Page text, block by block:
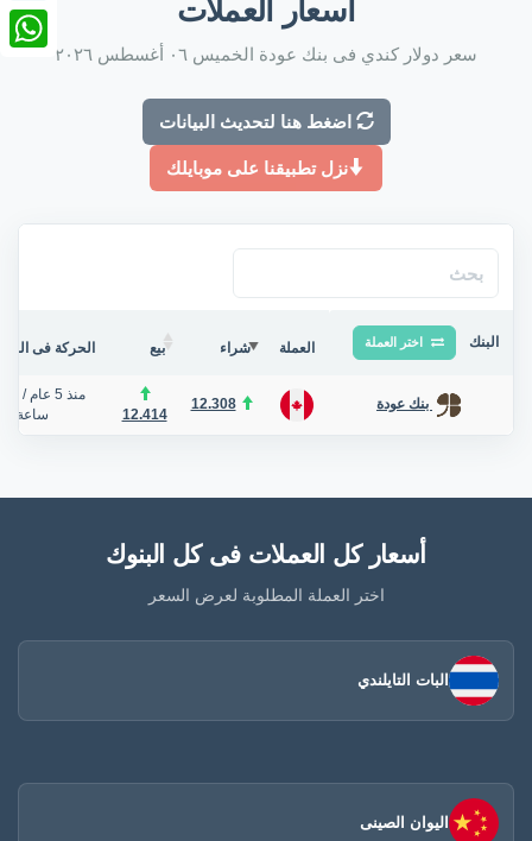
أسعار العملات
سعر دولار كندي فى بنك عودة الخميس ٠٦ أغسطس ٢٠٢٦
اضغط هنا لتحديث البيانات
نزل تطبيقنا على موبايلك
البنك اختر العملة العملة شراء بيع الحركة فى
بنك عودة 12.308
12.414
منذ 5 عام
/
ساعة
أسعار كل العملات فى كل البنوك
اختر العملة المطلوبة لعرض السعر
البات التايلندي
اليوان الصينى​